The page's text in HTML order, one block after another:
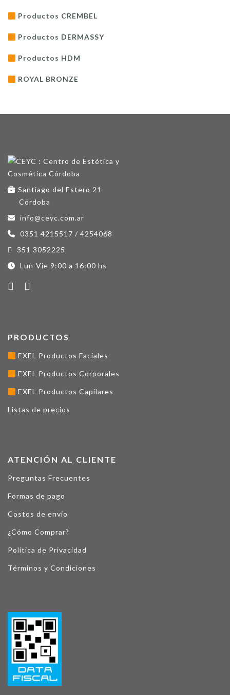
Productos CREMBEL
Productos DERMASSY
Productos HDM
ROYAL BRONZE
Santiago del Estero 21
Córdoba
info@ceyc.com.ar
0351 4215517 / 4254068
351 3052225
Lun-Vie 9:00 a 16:00 hs
PRODUCTOS
EXEL Productos Faciales
EXEL Productos Corporales
EXEL Productos Capilares
Listas de precios
ATENCIÓN AL CLIENTE
Preguntas Frecuentes
Formas de pago
Costos de envío
¿Cómo Comprar?
Política de Privacidad
Términos y Condiciones